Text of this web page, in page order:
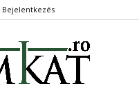
Bejelentkezés